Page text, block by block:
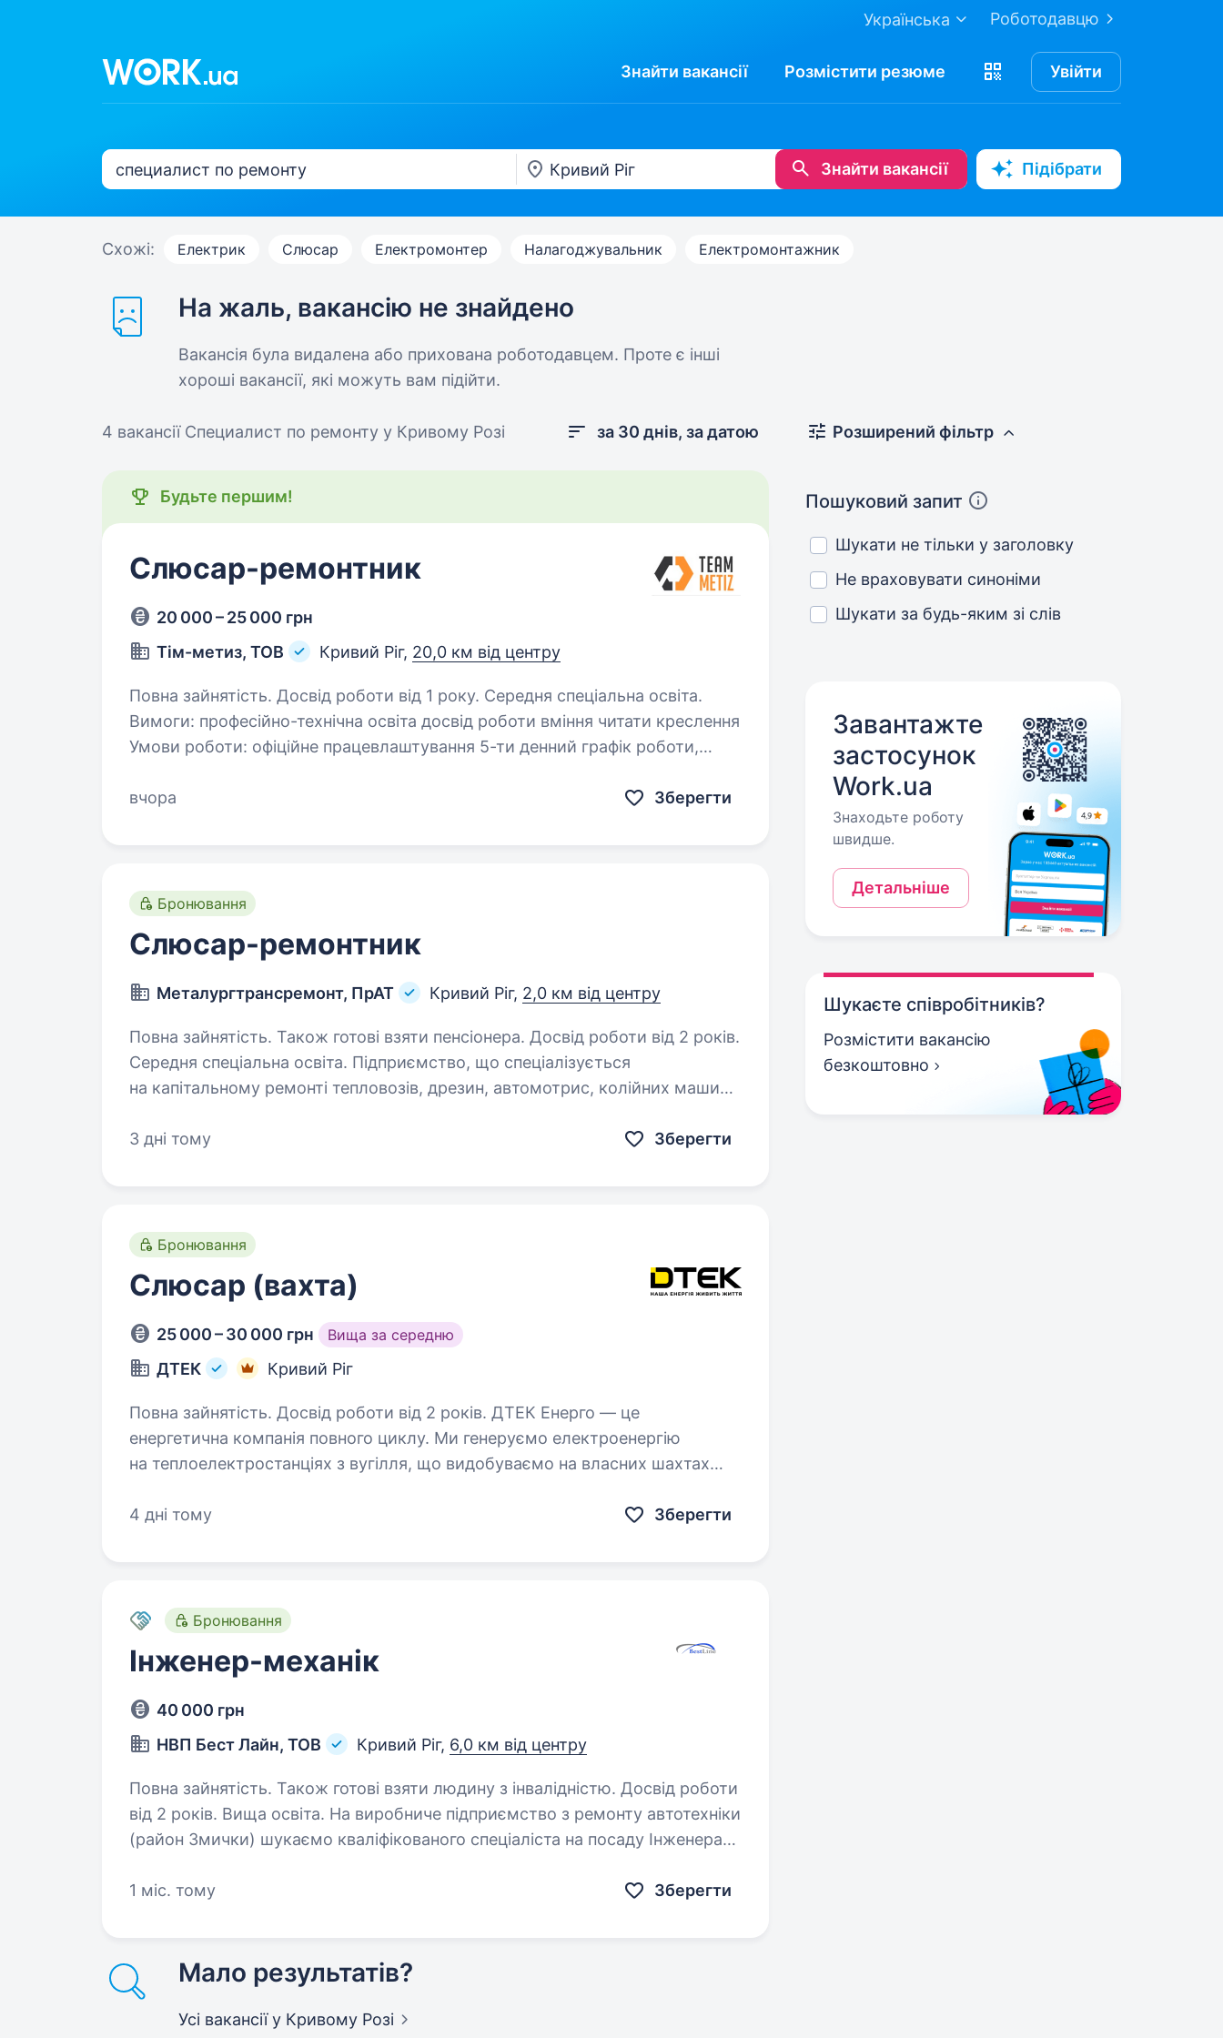
Роботодавцю
Українська
Знайти вакансії Розмістити резюме Увійти
Знайти вакансії Підібрати
Схожі: Електрик Слюсар Електромонтер Налагоджувальник Електромонтажник
На жаль, вакансію не знайдено
Вакансія була видалена або прихована роботодавцем. Проте є інші
хороші вакансії, які можуть вам підійти.
4 вакансії Специалист по ремонту у Кривому Розі за 30 днів, за датою
Будьте першим!
Слюсар-ремонтник
20 000 – 25 000 грн
Тім-метиз, ТОВ
Кривий Ріг, 20,0 км від центру
Повна зайнятість. Досвід роботи від 1 року. Середня спеціальна освіта.
Вимоги: професійно-технічна освіта досвід роботи вміння читати креслення
Умови роботи: офіційне працевлаштування 5-ти денний графік роботи,
вчора
Зберегти
Бронювання
Слюсар-ремонтник
Металургтрансремонт, ПрАТ Кривий Ріг, 2,0 км від центру
Повна зайнятість. Також готові взяти пенсіонера. Досвід роботи від 2 років.
Середня спеціальна освіта. Підприємство, що спеціалізується
на капітальному ремонті тепловозів, дрезин, автомотрис, колійних машин,
залізниць України, запрошує до своєї команди…
3 дні тому Зберегти
Бронювання
Слюсар (вахта)
25 000 – 30 000 грн Вища за середню
ДТЕК Кривий Ріг
Повна зайнятість. Досвід роботи від 2 років. ДТЕК Енерго — це
енергетична компанія повного циклу. Ми генеруємо електроенергію
на теплоелектростанціях з вугілля, що видобуваємо на власних шахтах
машинобудівних…
4 дні тому Зберегти
Бронювання
Інженер-механік
40 000 грн
НВП Бест Лайн, ТОВ
Кривий Ріг, 6,0 км від центру
Повна зайнятість. Також готові взяти людину з інвалідністю. Досвід роботи
від 2 років. Вища освіта. На виробниче підприємство з ремонту автотехніки
(район Змички) шукаємо кваліфікованого спеціаліста на посаду Інженера
ремонтної документації;…
1 міс. тому Зберегти
Мало результатів?
Усі вакансіїу Кривому Розі
Розширений фільтр
Пошуковий запит
Шукати не тільки у заголовку
Не враховувати синоніми
Шукати за будь-яким зі слів
Завантажте
застосунок
Work.ua
Знаходьте роботу
швидше.
Детальніше
Шукаєте співробітників?
Розмістити вакансію
безкоштовно